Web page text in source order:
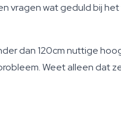
vragen wat geduld bij het
dan 120cm nuttige
Weet alleen dat